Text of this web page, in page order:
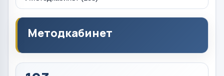
Методкабинет